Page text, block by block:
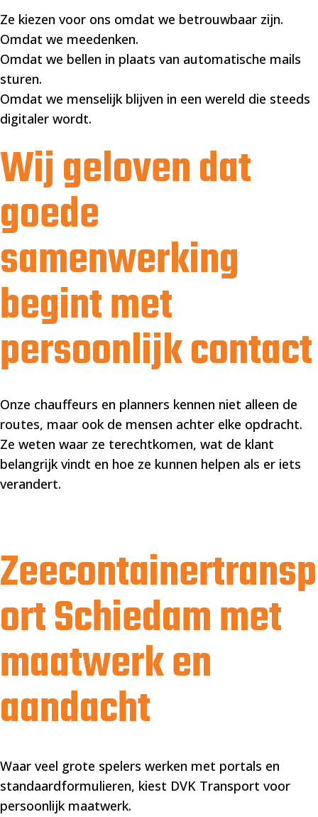
Ze kiezen voor ons omdat we betrouwbaar zijn.
Omdat we meedenken.
Omdat we bellen in plaats van automatische mails
sturen.
Omdat we menselijk blijven in een wereld die steeds
digitaler wordt.
Wij geloven dat
goede
samenwerking
begint met
persoonlijk contact
Onze chauffeurs en planners kennen niet alleen de
routes, maar ook de mensen achter elke opdracht.
Ze weten waar ze terechtkomen, wat de klant
belangrijk vindt en hoe ze kunnen helpen als er iets
verandert.
Zeecontainertransp
ort Schiedam met
maatwerk en
aandacht
Waar veel grote spelers werken met portals en
standaardformulieren, kiest DVK Transport voor
persoonlijk maatwerk.